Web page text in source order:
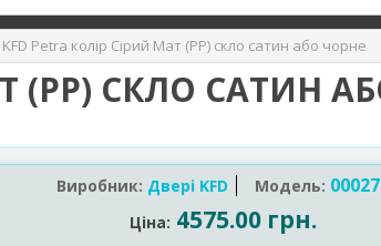
Petra колір Сірий Мат (PP) скло сатин або чорне
(PP) СКЛО САТИН
Виробник: Двері KFD Модель:
Ціна: 4575.00 грн.